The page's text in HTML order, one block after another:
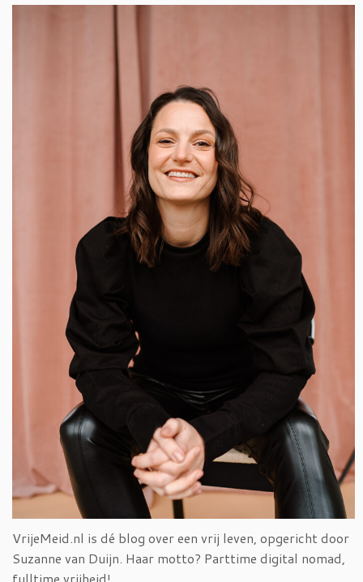
VrijeMeid.nl is dé blog over een vrij leven, opgericht door
Suzanne van Duijn. Haar motto? Parttime digital nomad,